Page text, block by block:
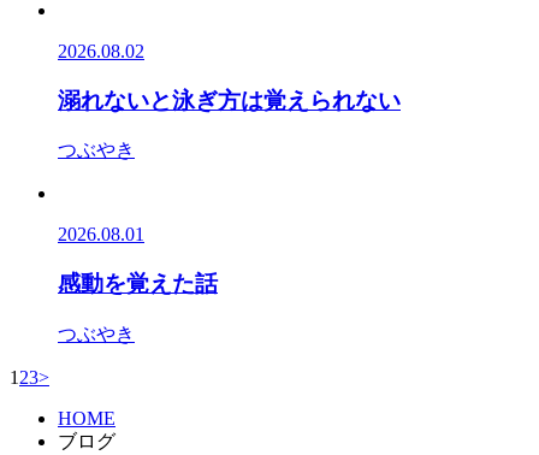
2026.08.02
溺れないと泳ぎ方は覚えられない
つぶやき
2026.08.01
感動を覚えた話
つぶやき
1 23>
HOME
ブログ